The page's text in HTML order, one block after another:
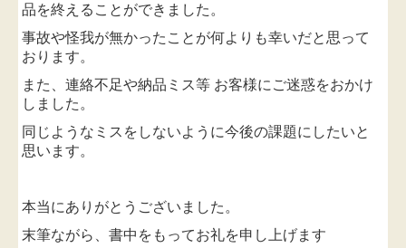
品を終えることができました。
事故や怪我が無かったことが何よりも幸いだと思って
おります。
また、連絡不足や納品ミス等 お客様にご迷惑をおかけ
しました。
同じようなミスをしないように今後の課題にしたいと
思います。
本当にありがとうございました。
末筆ながら、書中をもってお礼を申し上げます